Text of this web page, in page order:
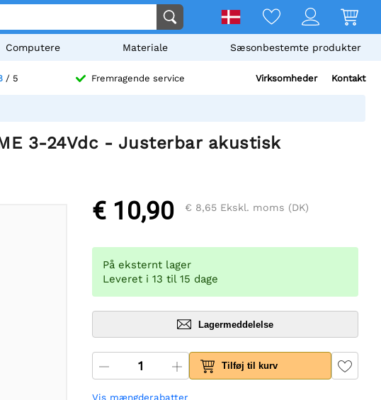
Computere Materiale Sæsonbestemte produkter
/ 5 Fremragende service Virksomheder Kontakt
3-24Vdc - Justerbar akustisk
€ 10,90 € 8,65 Ekskl. moms (DK)
På eksternt lager
Leveret i 13 til 15 dage
Lagermeddelelse
Tilføj til kurv
Vis mængderabatter